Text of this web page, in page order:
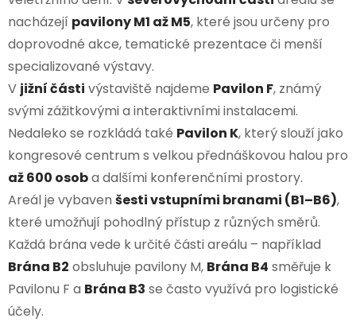
nacházejí pavilony M1 až M5, které jsou určeny pro
doprovodné akce, tematické prezentace či menší
specializované výstavy.
V jižní části výstaviště najdeme Pavilon F, známý
svými zážitkovými a interaktivními instalacemi.
Nedaleko se rozkládá také Pavilon K, který slouží jako
kongresové centrum s velkou přednáškovou halou pro
až 600 osoba dalšími konferenčními prostory.
Areál je vybaven šesti vstupními branami (B1–B6),
které umožňují pohodlný přístup z různých směrů.
Každá brána vede k určité části areálu – například
Brána B2 obsluhuje pavilony M, Brána B4 směřuje k
Pavilonu F a Brána B3 se často využívá pro logistické
účely.